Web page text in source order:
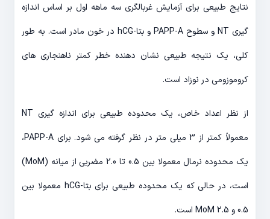
نتایج طبیعی برای آزمایش غربالگری سه ماهه اول بر اساس اندازه
گیری NT و سطوح PAPP-A و بتا-hCG در خون مادر است. به طور
کلی، یک نتیجه طبیعی نشان دهنده خطر کمتر ناهنجاری های
کروموزومی در نوزاد است.
از نظر اعداد خاص، یک محدوده طبیعی برای اندازه گیری NT
معمولاً کمتر از 3 میلی متر در نظر گرفته می شود. برای PAPP-A،
یک محدوده نرمال معمولا بین 0.5 تا 2.0 مضربی از میانه (MoM)
است، در حالی که یک محدوده طبیعی برای بتا-hCG معمولا بین
0.5 و 2.5 MoM است.